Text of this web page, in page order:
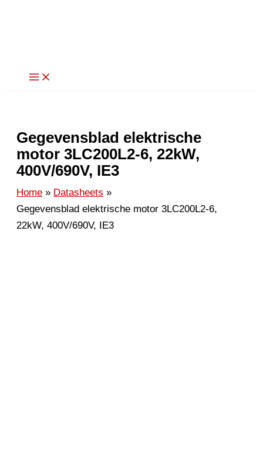
Gegevensblad elektrische
motor 3LC200L2-6, 22kW,
400V/690V, IE3
Home
Datasheets
Gegevensblad elektrische motor 3LC200L2-6,
22kW, 400V/690V, IE3